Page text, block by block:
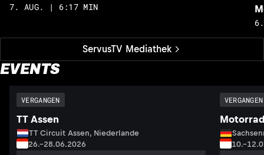
ServusTV Mediathek
7. AUG. | 6:17 MIN
EVENTS
VERGANGEN
TT Assen
TT Circuit Assen, Niederlande
26.–28.06.2026
VERGANGEN